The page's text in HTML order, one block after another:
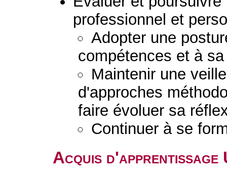
professionnel et
Adopter une
compétences et à
Maintenir une
d'approches
faire évoluer sa
Continuer à se
Acquis d'apprentissage